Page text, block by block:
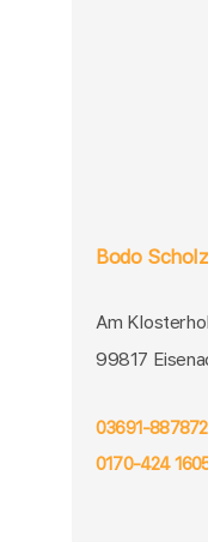
Bodo Scholz
Am
99817
03691-887872
0170-424